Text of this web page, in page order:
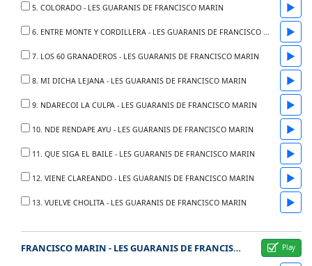
5. COLORADO - LES GUARANIS DE FRANCISCO MARIN ▶
6. ENTRE MONTE Y CORDILLERA - LES GUARANIS DE FRANCISCO MARIN ▶
7. LOS 60 GRANADEROS - LES GUARANIS DE FRANCISCO MARIN ▶
8. MI DICHA LEJANA - LES GUARANIS DE FRANCISCO MARIN ▶
9. NDARECOI LA CULPA - LES GUARANIS DE FRANCISCO MARIN ▶
10. NDE RENDAPE AYU - LES GUARANIS DE FRANCISCO MARIN ▶
11. QUE SIGA EL BAILE - LES GUARANIS DE FRANCISCO MARIN ▶
12. VIENE CLAREANDO - LES GUARANIS DE FRANCISCO MARIN ▶
13. VUELVE CHOLITA - LES GUARANIS DE FRANCISCO MARIN ▶
FRANCISCO MARIN - LES GUARANIS DE FRANCISCO MARIN 1959